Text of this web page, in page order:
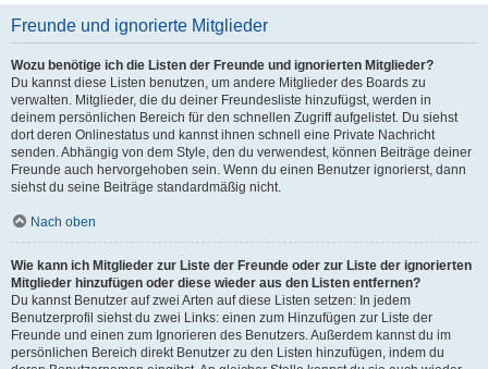
Freunde und ignorierte Mitglieder
Wozu benötige ich die Listen der Freunde und ignorierten Mitglieder?
Du kannst diese Listen benutzen, um andere Mitglieder des Boards zu
verwalten. Mitglieder, die du deiner Freundesliste hinzufügst, werden in
deinem persönlichen Bereich für den schnellen Zugriff aufgelistet. Du siehst
dort deren Onlinestatus und kannst ihnen schnell eine Private Nachricht
senden. Abhängig von dem Style, den du verwendest, können Beiträge deiner
Freunde auch hervorgehoben sein. Wenn du einen Benutzer ignorierst, dann
siehst du seine Beiträge standardmäßig nicht.
Nach oben
Wie kann ich Mitglieder zur Liste der Freunde oder zur Liste der ignorierten
Mitglieder hinzufügen oder diese wieder aus den Listen entfernen?
Du kannst Benutzer auf zwei Arten auf diese Listen setzen: In jedem
Benutzerprofil siehst du zwei Links: einen zum Hinzufügen zur Liste der
Freunde und einen zum Ignorieren des Benutzers. Außerdem kannst du im
persönlichen Bereich direkt Benutzer zu den Listen hinzufügen, indem du